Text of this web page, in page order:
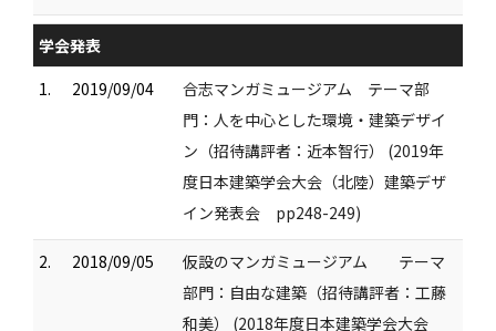
学会発表
1.
2019/09/04
合志マンガミュージアム テーマ部
門：人を中心とした環境・建築デザイ
ン（招待講評者：近本智行） (2019年
度日本建築学会大会（北陸）建築デザ
イン発表会 pp248-249)
2. 2018/09/05
仮設のマンガミュージアム テーマ
部門：自由な建築（招待講評者：工藤
和美） (2018年度日本建築学会大会